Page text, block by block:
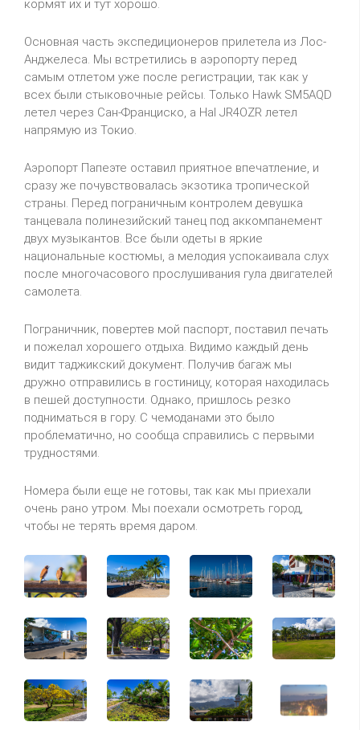
кормят их и тут хорошо.
Основная часть экспедиционеров прилетела из Лос-
Анджелеса. Мы встретились в аэропорту перед
самым отлетом уже после регистрации, так как у
всех были стыковочные рейсы. Только Hawk SM5AQD
летел через Сан-Франциско, а Hal JR4OZR летел
напрямую из Токио.
Аэропорт Папеэте оставил приятное впечатление, и
сразу же почувствовалась экзотика тропической
страны. Перед пограничным контролем девушка
танцевала полинезийский танец под аккомпанемент
двух музыкантов. Все были одеты в яркие
национальные костюмы, а мелодия успокаивала слух
после многочасового прослушивания гула двигателей
самолета.
Пограничник, повертев мой паспорт, поставил печать
и пожелал хорошего отдыха. Видимо каждый день
видит таджикский документ. Получив багаж мы
дружно отправились в гостиницу, которая находилась
в пешей доступности. Однако, пришлось резко
подниматься в гору. С чемоданами это было
проблематично, но сообща справились с первыми
трудностями.
Номера были еще не готовы, так как мы приехали
очень рано утром. Мы поехали осмотреть город,
чтобы не терять время даром.